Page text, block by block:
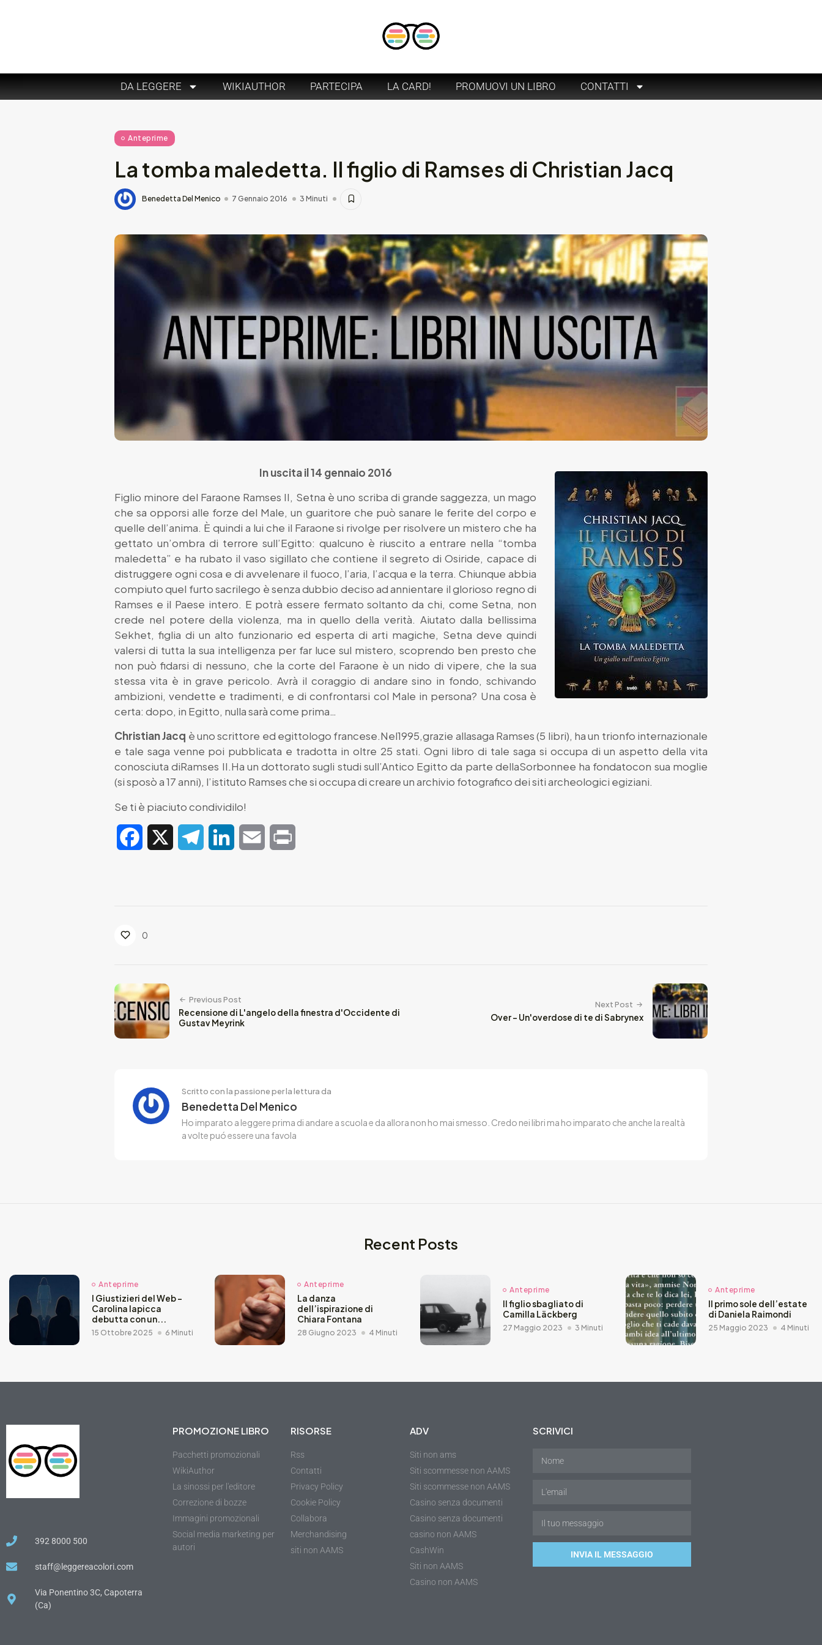
DA LEGGERE WIKIAUTHOR PARTECIPA LA CARD! PROMUOVI UN LIBRO CONTATTI
Anteprime
La tomba maledetta. Il figlio di Ramses di Christian Jacq
Benedetta Del Menico 7 Gennaio 2016 3 Minuti
In uscita il 14 gennaio 2016
Figlio minore del Faraone Ramses II, Setna è uno scriba di grande saggezza, un mago
che sa opporsi alle forze del Male, un guaritore che può sanare le ferite del corpo e
quelle dell’anima. È quindi a lui che il Faraone si rivolge per risolvere un mistero che ha
gettato un’ombra di terrore sull’Egitto: qualcuno è riuscito a entrare nella “tomba
maledetta” e ha rubato il vaso sigillato che contiene il segreto di Osiride, capace di
distruggere ogni cosa e di avvelenare il fuoco, l’aria, l’acqua e la terra. Chiunque abbia
compiuto quel furto sacrilego è senza dubbio deciso ad annientare il glorioso regno di
Ramses e il Paese intero. E potrà essere fermato soltanto da chi, come Setna, non
crede nel potere della violenza, ma in quello della verità. Aiutato dalla bellissima
Sekhet, figlia di un alto funzionario ed esperta di arti magiche, Setna deve quindi
valersi di tutta la sua intelligenza per far luce sul mistero, scoprendo ben presto che
non può fidarsi di nessuno, che la corte del Faraone è un nido di vipere, che la sua
stessa vita è in grave pericolo. Avrà il coraggio di andare sino in fondo, schivando
ambizioni, vendette e tradimenti, e di confrontarsi col Male in persona? Una cosa è
certa: dopo, in Egitto, nulla sarà come prima…
Christian Jacq è uno scrittore ed egittologo francese.Nel1995,grazie allasaga Ramses (5 libri), ha un trionfo internazionale
e tale saga venne poi pubblicata e tradotta in oltre 25 stati. Ogni libro di tale saga si occupa di un aspetto della vita
conosciuta diRamses II.Ha un dottorato sugli studi sull’Antico Egitto da parte dellaSorbonnee ha fondatocon sua moglie
(si sposò a 17 anni), l’istituto Ramses che si occupa di creare un archivio fotografico dei siti archeologici egiziani.
Se ti è piaciuto condividilo!
Facebook TelegramLinkedIn Email
0
Previous Post
Recensione di L'angelo della finestra d'Occidente di
Gustav Meyrink
Next Post
Over - Un'overdose di te di Sabrynex
Scritto con la passione per la lettura da
Benedetta Del Menico
Ho imparato a leggere prima di andare a scuola e da allora non ho mai smesso. Credo nei libri ma ho imparato che anche la realtà
a volte puó essere una favola
Recent Posts
Anteprime
I Giustizieri del Web –
Carolina Iapicca
debutta con un...
15 Ottobre 2025 6 Minuti
Anteprime
La danza
dell’ispirazione di
Chiara Fontana
28 Giugno 2023 4 Minuti
Anteprime
Il figlio sbagliato di
Camilla Läckberg
27 Maggio 2023 3 Minuti
Anteprime
Il primo sole dell’estate
di Daniela Raimondi
25 Maggio 2023 4 Minuti
392 8000 500
staff@leggereacolori.com
Via Ponentino 3C, Capoterra
(Ca)
PROMOZIONE LIBRO
Pacchetti promozionali
WikiAuthor
La sinossi per l'editore
Correzione di bozze
Immagini promozionali
Social media marketing per
autori
RISORSE
Rss
Contatti
Privacy Policy
Cookie Policy
Collabora
Merchandising
siti non AAMS
ADV
Siti non ams
Siti scommesse non AAMS
Siti scommesse non AAMS
Casino senza documenti
Casino senza documenti
casino non AAMS
CashWin
Siti non AAMS
Casino non AAMS
SCRIVICI
INVIA IL MESSAGGIO